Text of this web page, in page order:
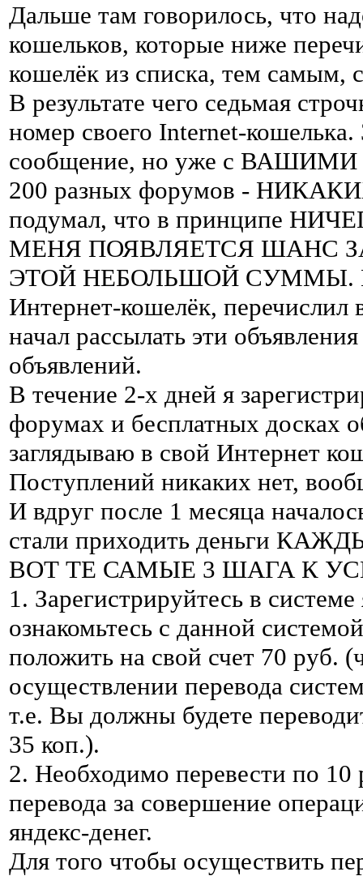
Дальше там говорилось, что
кошельков, которые ниже
кошелёк из списка, тем самым,
В результате чего седьмая
номер своего Internet-
сообщение, но уже с ВАШИМИ
200 разных форумов -
подумал, что в принципе
МЕНЯ ПОЯВЛЯЕТСЯ ШАНС
ЭТОЙ НЕБОЛЬШОЙ СУММЫ. И я
Интернет-кошелёк,
начал рассылать эти
объявлений.
В течение 2-х дней я
форумах и бесплатных досках
заглядываю в свой Интернет
Поступлений никаких нет,
И вдруг после 1 месяца
стали приходить деньги
ВОТ ТЕ САМЫЕ 3 ШАГА К
1. Зарегистрируйтесь в
ознакомьтесь с данной
положить на свой счет 70 руб.
осуществлении перевода
т.е. Вы должны будете
35 коп.).
2. Необходимо перевести по
перевода за совершение
яндекс-денег.
Для того чтобы осуществить